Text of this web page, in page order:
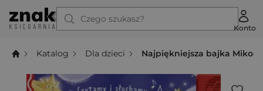
Czego szukasz?
Konto
Katalog Dla dzieci Najpiękniejsza bajka